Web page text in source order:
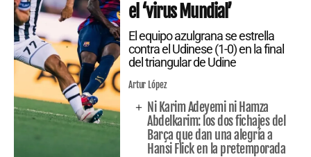
el ‘virus Mundial’
El equipo azulgrana se estrella
contra el Udinese (1-0) en la final
del triangular de Udine
Artur López
Ni Karim Adeyemi ni Hamza
Abdelkarim: los dos fichajes del
Barça que dan una alegría a
Hansi Flick en la pretemporada